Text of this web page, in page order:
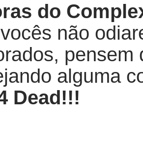
do
não
pensem
alguma
Dead!!!